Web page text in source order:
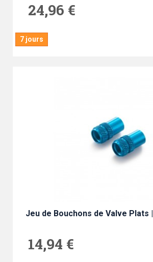
24,96 €
7 jours
Jeu de Bouchons de Valve Plats |
14,94 €